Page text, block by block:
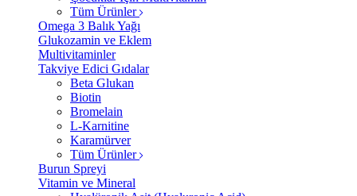
Tüm Ürünler
Omega 3 Balık Yağı
Glukozamin ve Eklem
Multivitaminler
Takviye Edici Gıdalar
Beta Glukan
Biotin
Bromelain
L-Karnitine
Karamürver
Tüm Ürünler
Burun Spreyi
Vitamin ve Mineral